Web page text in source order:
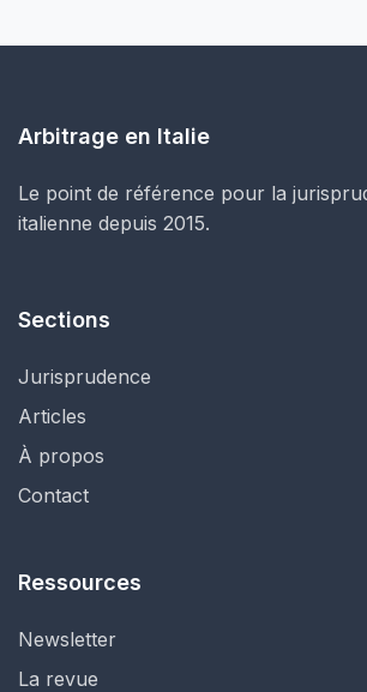
Arbitrage en Italie
Le point de référence pour la
italienne depuis 2015.
Sections
Jurisprudence
Articles
À propos
Contact
Ressources
Newsletter
La revue